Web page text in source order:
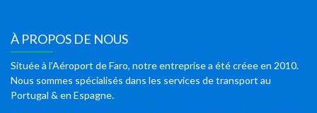
À PROPOS DE NOUS
Située à l’Aéroport de Faro, notre entreprise a été créee en 2010.
Nous sommes spécialisés dans les services de transport au
Portugal & en Espagne.